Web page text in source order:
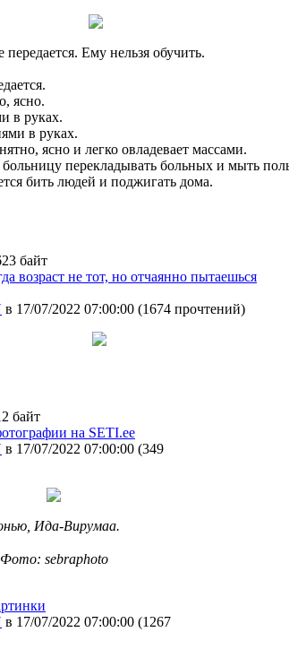
Ему нельзя обучить.
ясно.
в руках.
в руках.
ясно и легко овладевает массами.
перекладывать больных и мыть
бить людей и поджигать дома.
байт
возраст не тот, но отчаянно пытаешься
в 17/07/2022 07:00:00 (1674 прочтений)
байт
на SETI.ee
в 17/07/2022 07:00:00 (349
Ида-Вирумаа.
Фото: sebraphoto
в 17/07/2022 07:00:00 (1267